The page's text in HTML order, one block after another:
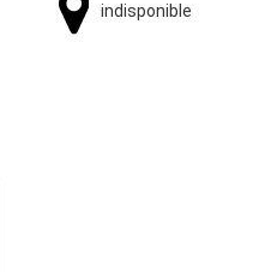
indisponible